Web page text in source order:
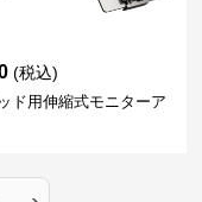
(税込)
ド用伸縮式モニターア